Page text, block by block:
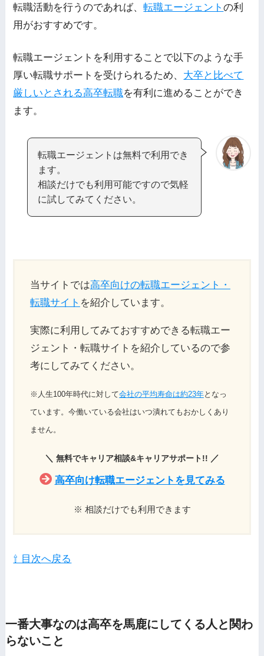
転職活動を行うのであれば、転職エージェントの利
用がおすすめです。
転職エージェントを利用することで以下のような手
厚い転職サポートを受けられるため、 大卒と比べて
厳しいとされる高卒転職を有利に進めることができ
ます。
転職エージェントは無料で利用でき
ます。
相談だけでも利用可能ですので気軽
に試してみてください。
当サイトでは高卒向けの転職エージェント・
転職サイト を紹介しています。
実際に利用してみておすすめできる転職エー
ジェント・転職サイトを紹介しているので参
考にしてみてください。
※人生100年時代に対して会社の平均寿命は約23年となっ
ています。今働いている会社はいつ潰れてもおかしくあり
ません。
＼ 無料でキャリア相談&キャリアサポート !! ／
高卒向け転職エージェントを見てみる
※ 相談だけでも利用できます
⇧ 目次へ戻る
一番大事なのは高卒を馬鹿にしてくる人と関わ
らないこと